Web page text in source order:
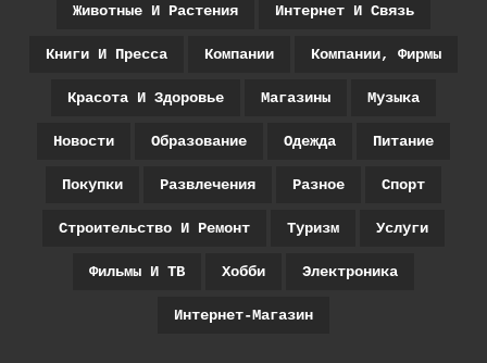
Животные И Растения Интернет И Связь
Книги И Пресса Компании Компании, Фирмы
Красота И Здоровье Магазины Музыка
Новости Образование Одежда Питание
Покупки Развлечения Разное Спорт
Строительство И Ремонт Туризм Услуги
Фильмы И ТВ Хобби Электроника
Интернет-Магазин